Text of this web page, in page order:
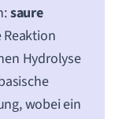
saure
Hydrolyse
wobei ein